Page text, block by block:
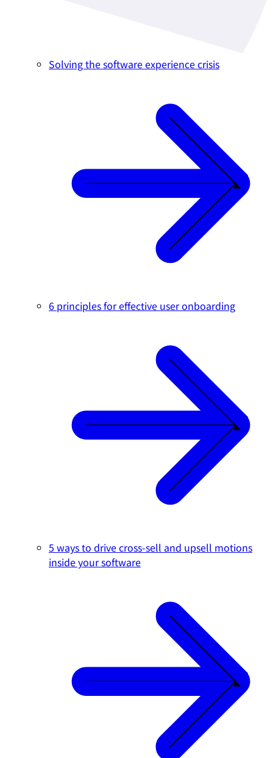
Solving the software experience crisis
6 principles for effective user onboarding
5 ways to drive cross-sell and upsell motions
inside your software